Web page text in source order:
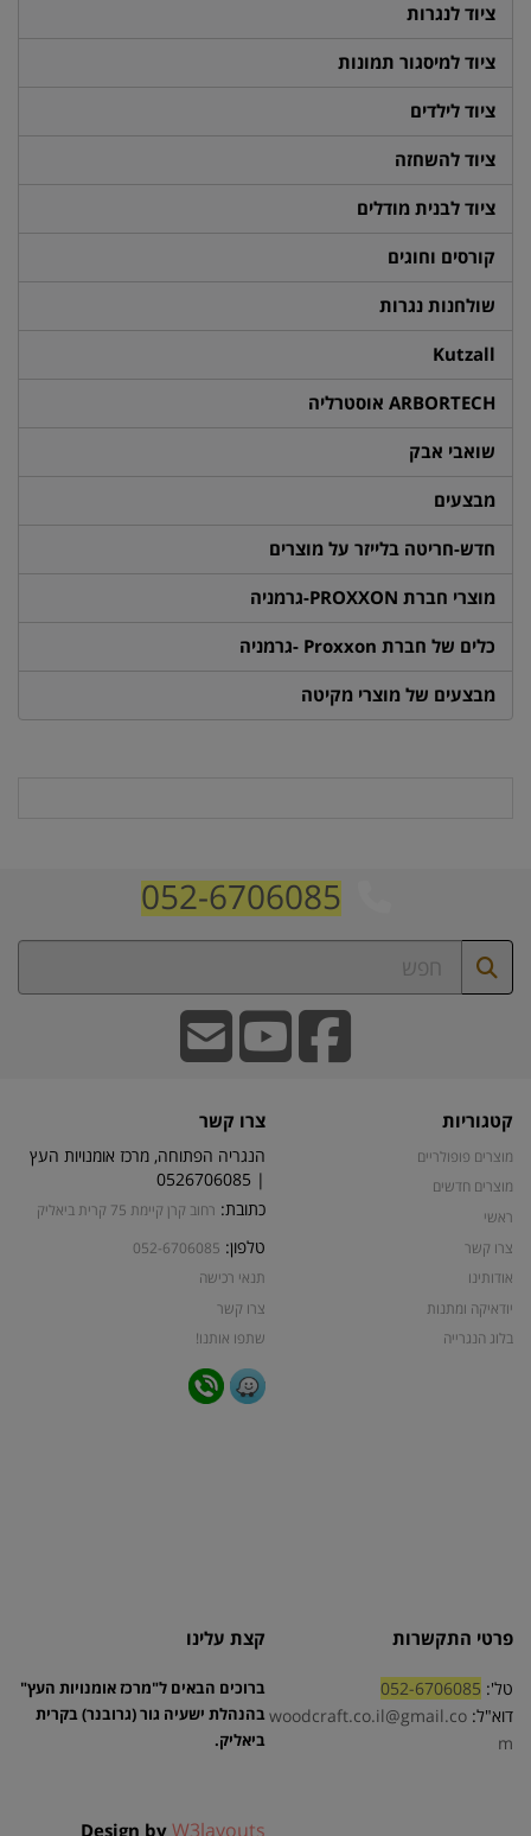
ציוד לנגרות
ציוד למיסגור תמונות
ציוד לילדים
ציוד להשחזה
ציוד לבנית מודלים
קורסים וחוגים
שולחנות נגרות
Kutzall
ARBORTECH אוסטרליה
שואבי אבק
מבצעים
חדש-חריטה בלייזר על מוצרים
מוצרי חברת PROXXON-גרמניה
כלים של חברת Proxxon -גרמניה
מבצעים של מוצרי מקיטה
052-6706085
קטגוריות
מוצרים פופולריים
מוצרים חדשים
ראשי
צרו קשר
אודותינו
יודאיקה ומתנות
בלוג הנגרייה
צרו קשר
הנגריה הפתוחה, מרכז אומנויות העץ
| 0526706085
כתובת: רחוב קרן קיימת 75 קרית ביאליק
טלפון: 052-6706085
תנאי רכישה
צרו קשר
שתפו אותנו!
פרטי התקשרות
טל': 052-6706085
דוא"ל: woodcraft.co.il@gmail.co
m
קצת עלינו
ברוכים הבאים ל"מרכז אומנויות העץ"
בהנהלת ישעיה גור (גרובנר) בקרית
ביאליק.
Design by W3layouts